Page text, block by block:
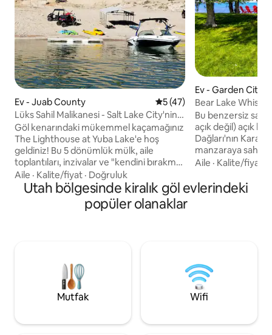
Ev - Juab County 5 üzerinden ortalama 5
5 (47)
Lüks Sahil Malikanesi - Salt Lake City'nin
90 dakika güneyinde
Göl kenarındaki mükemmel kaçamağınız
The Lighthouse at Yuba Lake'e hoş
geldiniz! Bu 5 dönümlük mülk, aile
toplantıları, inzivalar ve "kendini bırakma"
hafta sonları için mükemmel olan 175'lik
özel bir sahil şeridine sahiptir. Garaj
yolunuz olarak da işlev gören bir tekne
iskelesi. 5 kürek sörfü, 3 kano,
hayatını izleyin ve şık bir şekilde dinlenin.
XL düz park yeri dâhil. 7 gecelik
konaklama indirimleri!
Aile · Kalite/fiyat · Doğruluk
Ev - Garden City
Bear Lake
Bu benzersiz
açık değil) açık
Dağları'nın
manzaraya sahip
idealdir! Yeni
restoranlara ve
uzaklıktadır!
yatak odası 1,5
rahat yatak takımı.
Aile · Kalite/fiyat
Utah bölgesinde kiralık göl evlerindeki
popüler olanaklar
Mutfak Wifi